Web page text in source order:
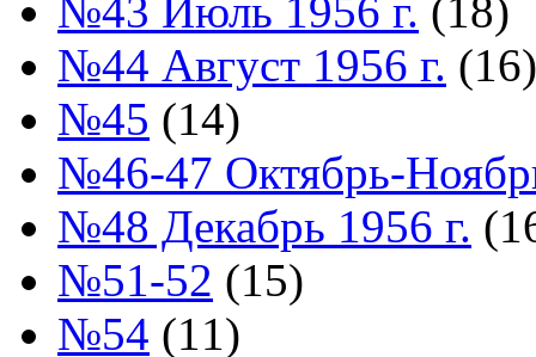
№43 Июль 1956 г. (18)
№44 Август 1956 г. (16)
№45 (14)
№46-47 Октябрь-
№48 Декабрь 1956 г.
№51-52 (15)
№54 (11)